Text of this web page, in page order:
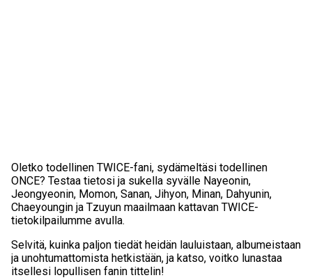
Oletko todellinen TWICE-fani, sydämeltäsi todellinen
ONCE? Testaa tietosi ja sukella syvälle Nayeonin,
Jeongyeonin, Momon, Sanan, Jihyon, Minan, Dahyunin,
Chaeyoungin ja Tzuyun maailmaan kattavan TWICE-
tietokilpailumme avulla.
Selvitä, kuinka paljon tiedät heidän lauluistaan, albumeistaan
ja unohtumattomista hetkistään, ja katso, voitko lunastaa
itsellesi lopullisen fanin tittelin!